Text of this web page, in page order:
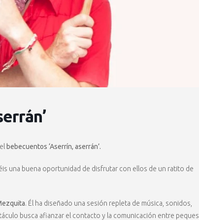
el bebecuentos ‘Aserrín, aserrán’.
una buena oportunidad de disfrutar con ellos de un ratito de
. Él ha diseñado una sesión repleta de música, sonidos,
busca afianzar el contacto y la comunicación entre peques